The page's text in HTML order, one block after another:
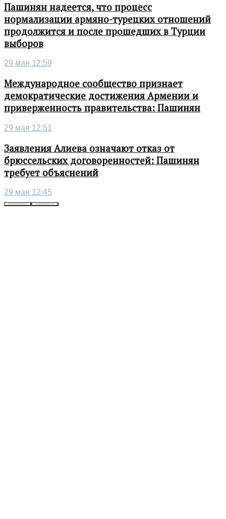
Пашинян надеется, что процесс
нормализации армяно-турецких отношений
продолжится и после прошедших в Турции
выборов
29 мая 12:59
Международное сообщество признает
демократические достижения Армении и
приверженность правительства: Пашинян
29 мая 12:51
Заявления Алиева означают отказ от
брюссельских договоренностей: Пашинян
требует объяснений
29 мая 12:45